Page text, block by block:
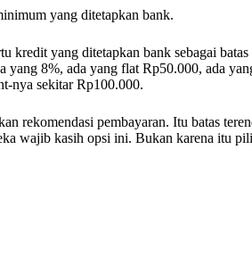
yang ditetapkan bank.
kredit yang ditetapkan bank sebagai
8%, ada yang flat Rp50.000, ada
nya sekitar Rp100.000.
rekomendasi pembayaran. Itu batas
wajib kasih opsi ini. Bukan karena itu